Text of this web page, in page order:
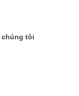
chúng tôi